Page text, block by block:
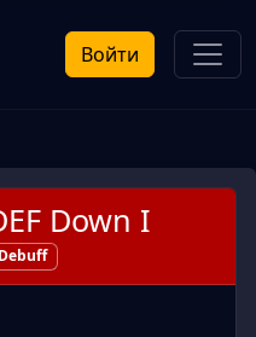
Войти
Down I
Debuff